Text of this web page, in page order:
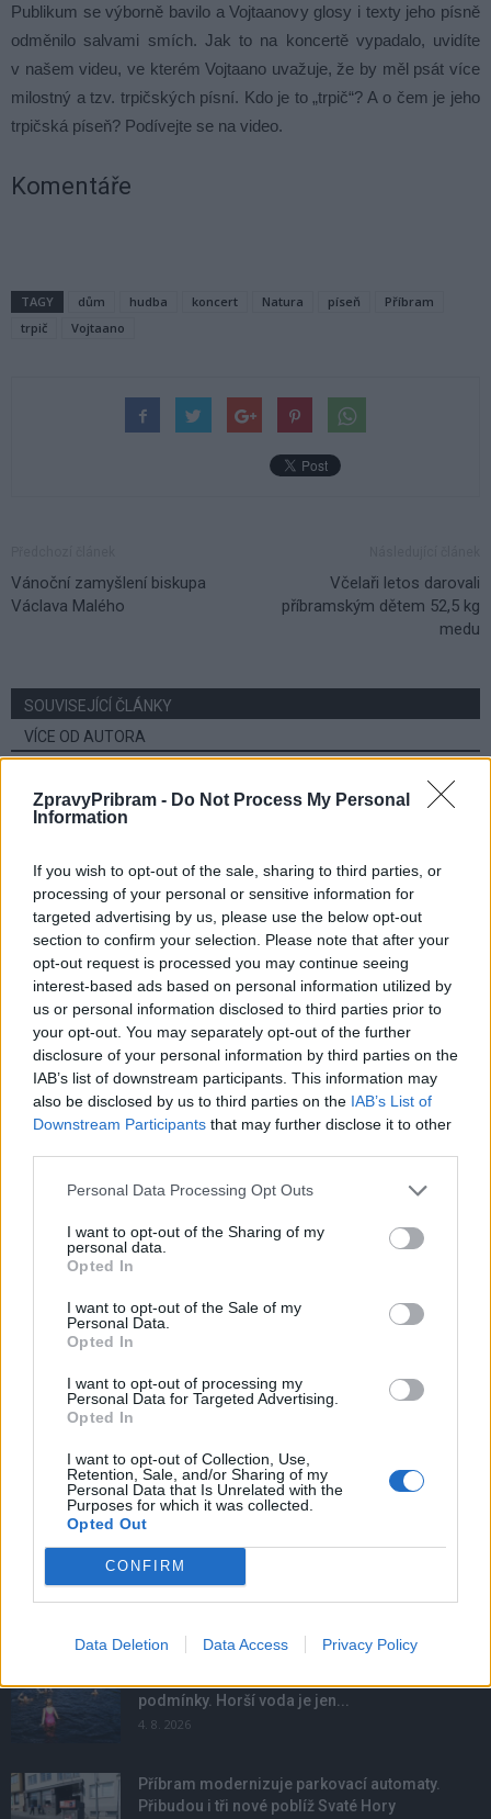
ZpravyPribram - Do Not Process My Personal
Information
If you wish to opt-out of the sale, sharing to third parties, or
processing of your personal or sensitive information for
targeted advertising by us, please use the below opt-out
section to confirm your selection. Please note that after your
opt-out request is processed you may continue seeing
interest-based ads based on personal information utilized by
us or personal information disclosed to third parties prior to
your opt-out. You may separately opt-out of the further
disclosure of your personal information by third parties on the
IAB’s list of downstream participants. This information may
also be disclosed by us to third parties on the IAB’s List of
Downstream Participants that may further disclose it to other
Personal Data Processing Opt Outs
I want to opt-out of the Sharing of my
personal data.
Opted In
I want to opt-out of the Sale of my
Personal Data.
Opted In
I want to opt-out of processing my
Personal Data for Targeted Advertising.
Opted In
I want to opt-out of Collection, Use,
Retention, Sale, and/or Sharing of my
Personal Data that Is Unrelated with the
Purposes for which it was collected.
Opted Out
CONFIRM
Data Deletion Data Access Privacy Policy
Publikum se výborně bavilo a Vojtaanovy glosy i texty jeho písně
odměnilo salvami smích. Jak to na koncertě vypadalo, uvidíte
v našem videu, ve kterém Vojtaano uvažuje, že by měl psát více
milostný a tzv. trpičských písní. Kdo je to „trpič“? A o čem je jeho
trpičská píseň? Podívejte se na video.
Komentáře
TAGY dům hudba koncert Natura píseň
Příbram
trpič
Vojtaano
Vánoční zamyšlení biskupa
Václava Malého
Včelaři letos darovali
příbramským dětem 52,5 kg
medu
SOUVISEJÍCÍ ČLÁNKY
VÍCE OD AUTORA
Dnes se v Příbrami otevře výstava
Festival hudby na zámku Dobříš sází na
jedinečnou atmosféru. Klasiku propojí
s dalšími žánry i rodinným programem
Kultura
Fesťáczek Presents poprvé míří do
Lesního divadla Skalka. Nabídne hudbu,
divadlo i tvořivé dílny
NOVINKY
Obděnice vzpomínaly na filmovou legendu
podmínky. Horší voda je jen...
4. 8. 2026
Příbram modernizuje parkovací automaty.
Přibudou i tři nové poblíž Svaté Hory